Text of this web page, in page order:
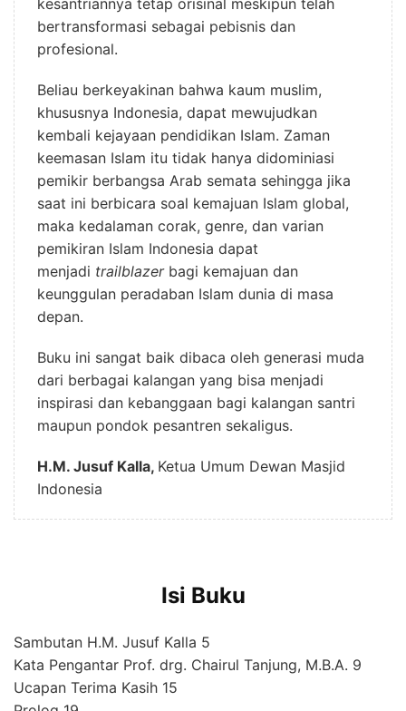
bertransformasi sebagai pebisnis dan
profesional.
Beliau berkeyakinan bahwa kaum muslim,
khususnya Indonesia, dapat mewujudkan
kembali kejayaan pendidikan Islam. Zaman
keemasan Islam itu tidak hanya didominiasi
pemikir berbangsa Arab semata sehingga jika
saat ini berbicara soal kemajuan Islam global,
maka kedalaman corak, genre, dan varian
pemikiran Islam Indonesia dapat
menjadi trailblazer bagi kemajuan dan
keunggulan peradaban Islam dunia di masa
depan.
Buku ini sangat baik dibaca oleh generasi muda
dari berbagai kalangan yang bisa menjadi
inspirasi dan kebanggaan bagi kalangan santri
maupun pondok pesantren sekaligus.
H.M. Jusuf Kalla, Ketua Umum Dewan Masjid
Indonesia
Isi Buku
Sambutan H.M. Jusuf Kalla 5
Kata Pengantar Prof. drg. Chairul Tanjung, M.B.A. 9
Ucapan Terima Kasih 15